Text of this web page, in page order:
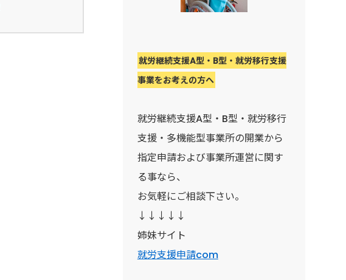
就労継続支援A型・B型・就労移行支援
事業をお考えの方へ
就労継続支援A型・B型・就労移行
支援・多機能型事業所の開業から
指定申請および事業所運営に関す
る事なら、
お気軽にご相談下さい。
↓↓↓↓↓
姉妹サイト
就労支援申請com